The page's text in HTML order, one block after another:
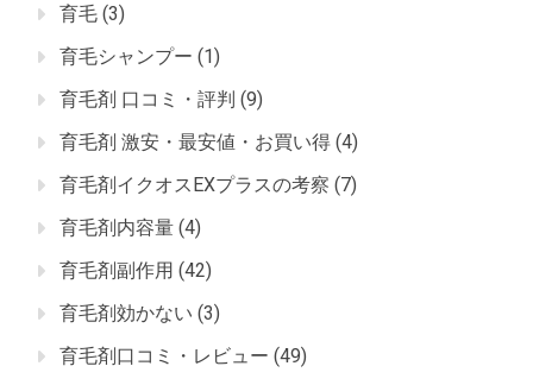
育毛 (3)
育毛シャンプー (1)
育毛剤 口コミ・評判 (9)
育毛剤 激安・最安値・お買い得 (4)
育毛剤イクオスEXプラスの考察 (7)
育毛剤内容量 (4)
育毛剤副作用 (42)
育毛剤効かない (3)
育毛剤口コミ・レビュー (49)